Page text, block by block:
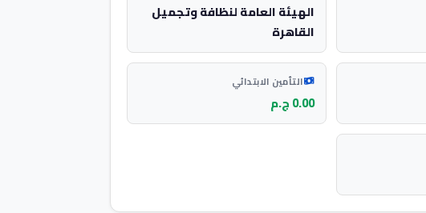
الهيئة العامة لنظافة وتجميل
القاهرة
التأمين الابتدائي
0.00 ج.م